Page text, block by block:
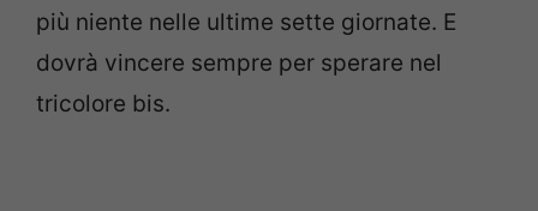
più niente nelle ultime sette giornate. E
dovrà vincere sempre per sperare nel
tricolore bis.